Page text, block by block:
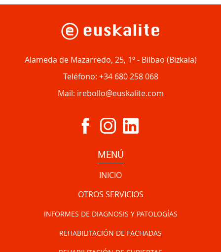
Alameda de Mazarredo, 25, 1º- Bilbao (Bizkaia)
Teléfono: +34 680 258 068
Mail: irebollo@euskalite.com
MENÚ
INICIO
OTROS SERVICIOS
INFORMES DE DIAGNOSIS Y PATOLOGÍAS
REHABILITACIÓN DE FACHADAS